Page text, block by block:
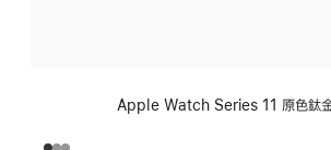
Apple Watch Series 11 原色鈦